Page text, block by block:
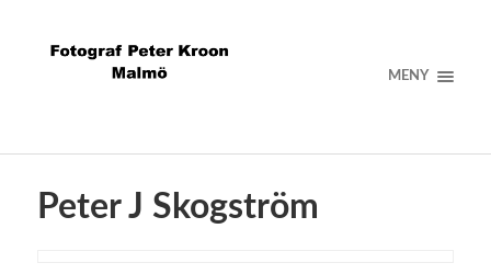
MENY
Peter J Skogström